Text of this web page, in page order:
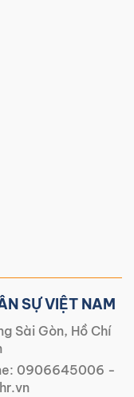
SỰ VIỆT NAM
Sài Gòn, Hồ Chí
0906645006 -